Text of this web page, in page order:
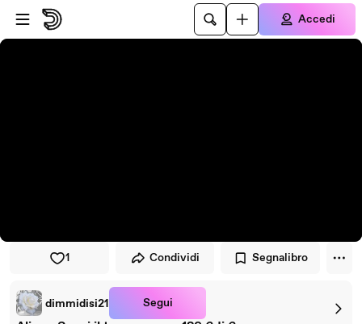
Vai al lettore
Passa al contenuto principale
Accedi
1 Condividi Segnalibro
dimmidisi21 Segui